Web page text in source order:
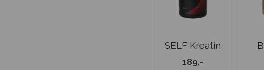
SELF Kreatin
kapsler
189,-